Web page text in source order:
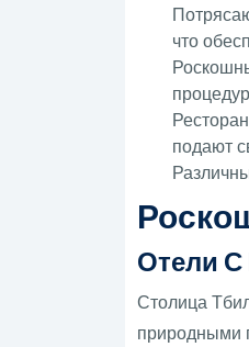
что
подают
Отели
Столица
природными